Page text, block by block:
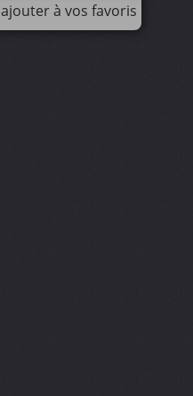
ajouter à vos favoris